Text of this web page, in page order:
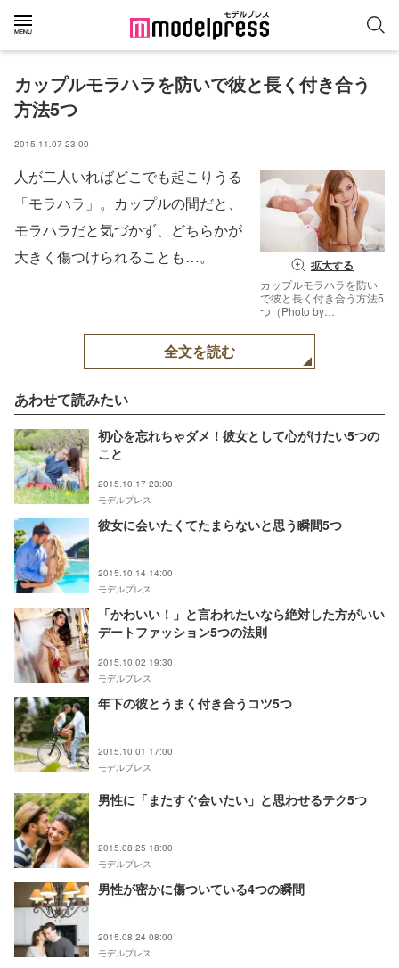
カップルモラハラを防いで彼と長く付き合う
方法5つ
2015.11.07 23:00
拡大する
カップルモラハラを防い
で彼と長く付き合う方法5
つ（Photo by
Fotolia）【モデルプレ
人が二人いればどこでも起こりうる
「モラハラ」。カップルの間だと、
モラハラだと気づかず、どちらかが
大きく傷つけられることも…。
全文を読む
あわせて読みたい
初心を忘れちゃダメ！彼女として心がけたい5つの
こと
2015.10.17 23:00
モデルプレス
彼女に会いたくてたまらないと思う瞬間5つ
2015.10.14 14:00
モデルプレス
「かわいい！」と言われたいなら絶対した方がいい
デートファッション5つの法則
2015.10.02 19:30
モデルプレス
年下の彼とうまく付き合うコツ5つ
2015.10.01 17:00
モデルプレス
男性に「またすぐ会いたい」と思わせるテク5つ
2015.08.25 18:00
モデルプレス
男性が密かに傷ついている4つの瞬間
2015.08.24 08:00
モデルプレス